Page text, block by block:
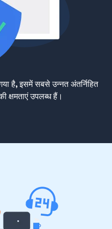
है, इसमें सबसे उन्नत अंतर्निहित
क्षमताएं उपलब्ध हैं।